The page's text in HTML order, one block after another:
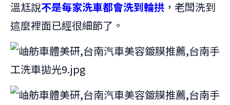
溫尪說不是每家洗車都會洗到輪拱 ，老闆洗到
這麼裡面已經很細節了。